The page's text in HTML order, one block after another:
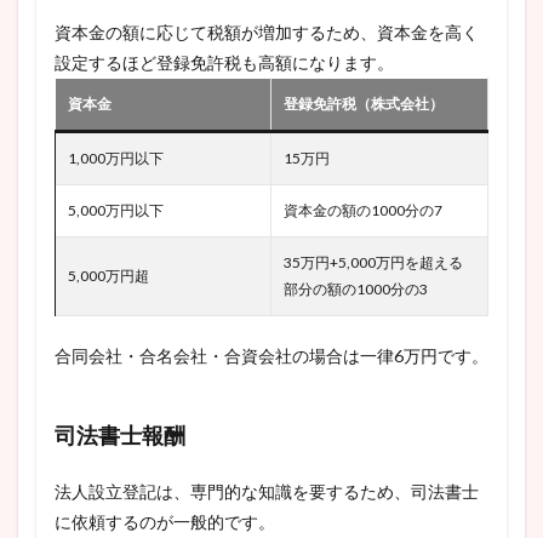
資本金の額に応じて税額が増加するため、資本金を高く
設定するほど登録免許税も高額になります。
資本金 登録免許税（株式会社）
1,000万円以下 15万円
5,000万円以下 資本金の額の1000分の7
5,000万円超
35万円+5,000万円を超える
部分の額の1000分の3
合同会社・合名会社・合資会社の場合は一律6万円です。
司法書士報酬
法人設立登記は、専門的な知識を要するため、司法書士
に依頼するのが一般的です。